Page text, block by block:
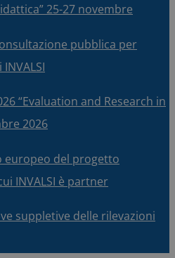
25-27 novembre
pubblica per
“Evaluation and Research in
2026
europeo del progetto
INVALSI è partner
suppletive delle rilevazioni